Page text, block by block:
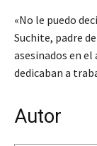
«No le puedo
Suchite, padre
asesinados en el
dedicaban a
Autor